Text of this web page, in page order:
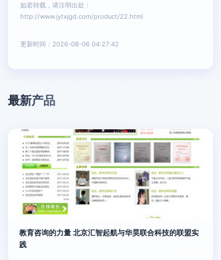
如若转载，请注明出处：
http://www.jytxjgd.com/product/22.html
更新时间：2026-08-06 04:27:42
最新产品
教育咨询的力量 北京汇智起航与华昊联合科技的联盟实
践